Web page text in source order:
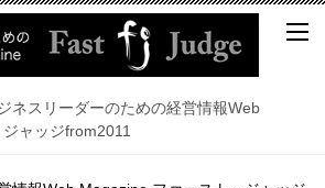
ネスリーダーのための経営情報Web
ャッジfrom2011